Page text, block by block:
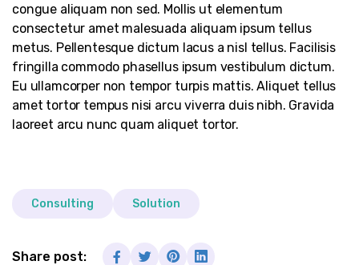
congue aliquam non sed. Mollis ut elementum
consectetur amet malesuada aliquam ipsum tellus
metus. Pellentesque dictum lacus a nisl tellus. Facilisis
fringilla commodo phasellus ipsum vestibulum dictum.
Eu ullamcorper non tempor turpis mattis. Aliquet tellus
amet tortor tempus nisi arcu viverra duis nibh. Gravida
laoreet arcu nunc quam aliquet tortor.
Consulting Solution
Share post: